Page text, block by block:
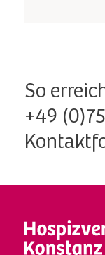
So
+49